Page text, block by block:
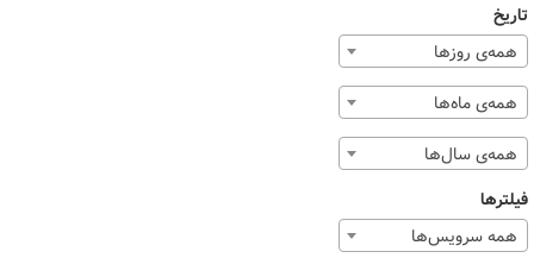
تاریخ
همه‌ی روزها
همه‌ی ماه‌ها
همه‌ی سال‌ها
فیلترها
همه سرویس‌ها